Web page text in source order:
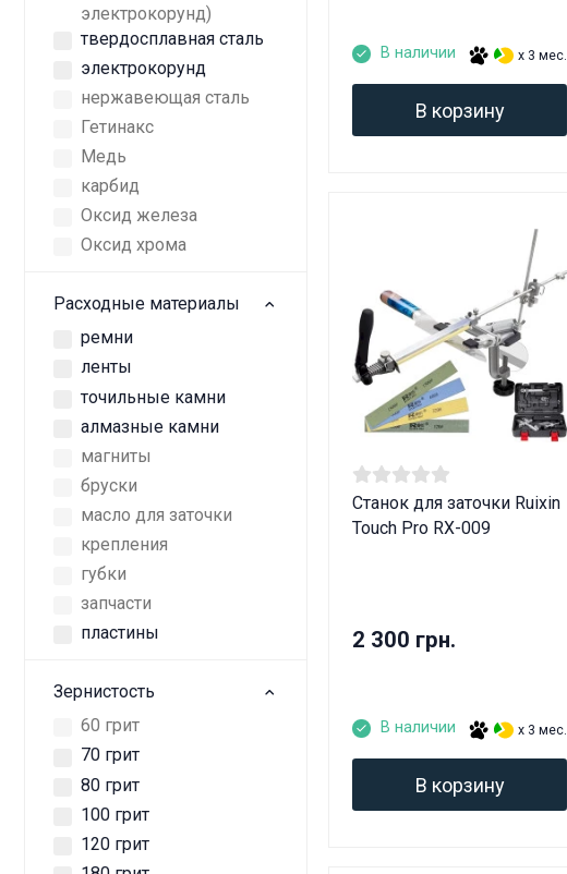
электрокорунд)
твердосплавная сталь
электрокорунд
нержавеющая сталь
Гетинакс
Медь
карбид
Оксид железа
Оксид хрома
Расходные материалы
ремни
ленты
точильные камни
алмазные камни
магниты
бруски
масло для заточки
крепления
губки
запчасти
пластины
Зернистость
60 грит
70 грит
80 грит
100 грит
120 грит
В наличии x 3 мес.
В корзину
Станок для заточки Ruixin
Touch Pro RX-009
2 300 грн.
В наличии x 3 мес.
В корзину